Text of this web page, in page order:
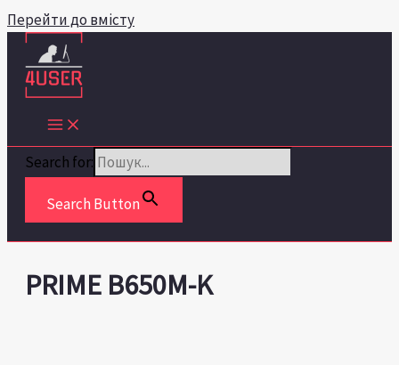
Перейти до вмісту
Search for:
Search Button
PRIME B650M-K